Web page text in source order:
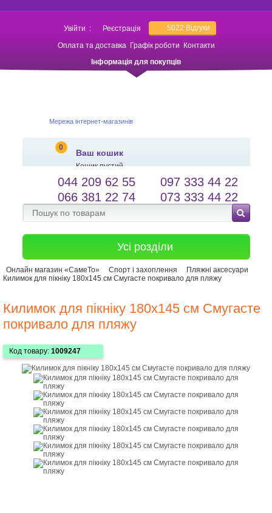
Увійти : Реєстрація 5022 Відгуки
Оплата та доставка Графік роботи
Контакти
Інформація для покупців
Мережа інтернет-магазинів
0
Ваш кошик
Кошик пустий
salessameto@gmail.com
Зворотній зв'язок
Мова сайту
044 209 62 55
097 333 44 22
066 381 22 74
073 333 44 22
Усі розділи
Онлайн магазин «СамеТо» Спорт і захоплення
Пляжні аксесуари
Килимок для пікніку 180x145 см Смугасте покривало для пляжу
Килимок для пікніку 180x145 см Смугасте
покривало для пляжу
Код товару: 1009247